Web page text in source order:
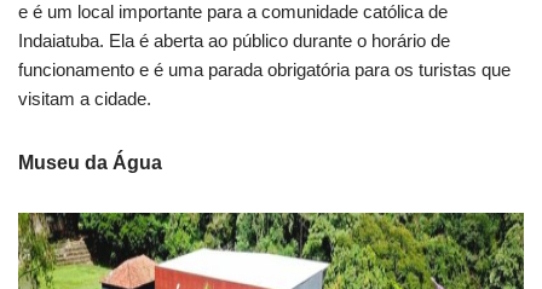
e é um local importante para a comunidade católica de
Indaiatuba. Ela é aberta ao público durante o horário de
funcionamento e é uma parada obrigatória para os turistas que
visitam a cidade.
Museu da Água